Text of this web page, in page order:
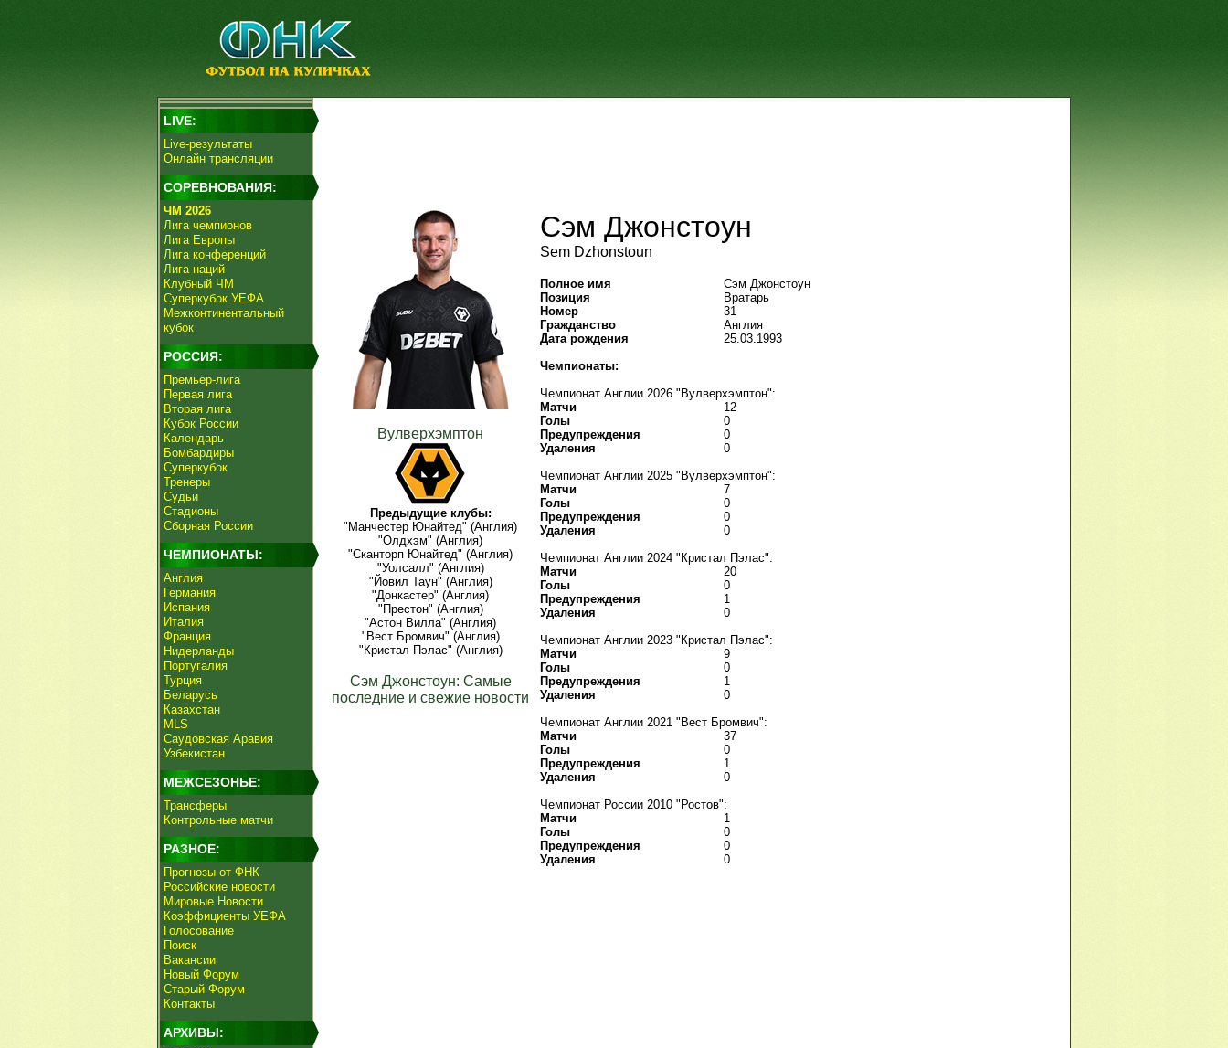
LIVE:
Live-результаты
Онлайн трансляции
СОРЕВНОВАНИЯ:
ЧМ 2026
Лига чемпионов
Лига Европы
Лига конференций
Лига наций
Клубный ЧМ
Суперкубок УЕФА
Межконтинентальный
кубок
РОССИЯ:
Премьер-лига
Первая лига
Вторая лига
Кубок России
Календарь
Бомбардиры
Суперкубок
Тренеры
Судьи
Стадионы
Сборная России
ЧЕМПИОНАТЫ:
Англия
Германия
Испания
Италия
Франция
Нидерланды
Португалия
Турция
Беларусь
Казахстан
MLS
Саудовская Аравия
Узбекистан
МЕЖСЕЗОНЬЕ:
Трансферы
Контрольные матчи
РАЗНОЕ:
Прогнозы от ФНК
Российские новости
Мировые Новости
Коэффициенты УЕФА
Голосование
Поиск
Вакансии
Новый Форум
Старый Форум
Контакты
АРХИВЫ:
Вулверхэмптон
Предыдущие клубы:
"Манчестер Юнайтед" (Англия)
"Олдхэм" (Англия)
"Сканторп Юнайтед" (Англия)
"Уолсалл" (Англия)
"Йовил Таун" (Англия)
"Донкастер" (Англия)
"Престон" (Англия)
"Астон Вилла" (Англия)
"Вест Бромвич" (Англия)
"Кристал Пэлас" (Англия)
Сэм Джонстоун: Самые
последние и свежие новости
Сэм Джонстоун
Sem Dzhonstoun
Полное имя
Сэм Джонстоун
Позиция
Вратарь
Номер
31
Гражданство
Англия
Дата рождения
25.03.1993
Чемпионаты:
Чемпионат Англии 2026 "Вулверхэмптон":
Матчи
12
Голы
0
Предупреждения
0
Удаления
0
Чемпионат Англии 2025 "Вулверхэмптон":
Матчи
7
Голы
0
Предупреждения
0
Удаления
0
Чемпионат Англии 2024 "Кристал Пэлас":
Матчи
20
Голы
0
Предупреждения
1
Удаления
0
Чемпионат Англии 2023 "Кристал Пэлас":
Матчи
9
Голы
0
Предупреждения
1
Удаления
0
Чемпионат Англии 2021 "Вест Бромвич":
Матчи
37
Голы
0
Предупреждения
1
Удаления
0
Чемпионат России 2010 "Ростов":
Матчи
1
Голы
0
Предупреждения
0
Удаления
0